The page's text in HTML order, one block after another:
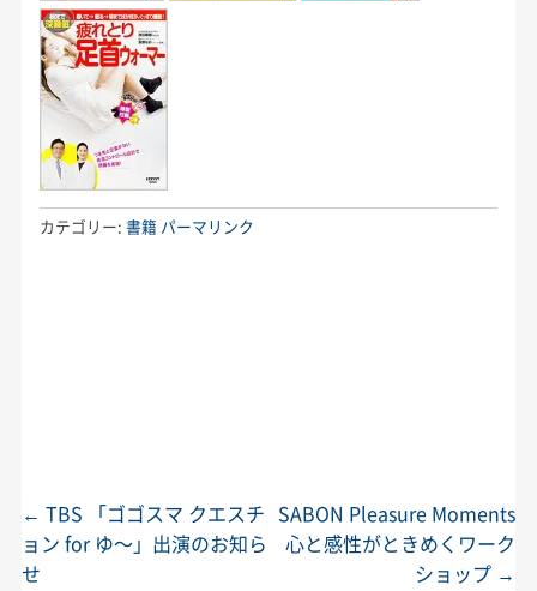
カテゴリー: 書籍 パーマリンク
投稿ナビゲーション
← TBS 「ゴゴスマ クエスチ
ョン for ゆ〜」出演のお知ら
せ
SABON Pleasure Moments
心と感性がときめくワーク
ショップ →